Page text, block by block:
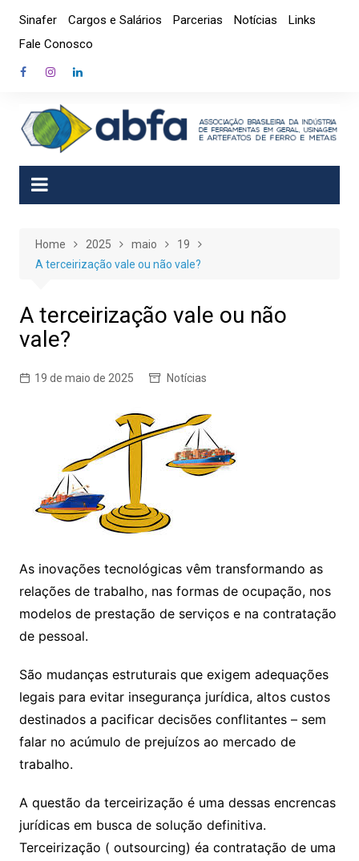
content
Sinafer Cargos e Salários Parcerias Notícias
Links
Fale Conosco
Home 2025 maio
19
A terceirização vale ou não vale?
A terceirização vale ou não
vale?
19 de maio de 2025 Notícias
As inovações tecnológicas vêm transformando as
relações de trabalho, nas formas de ocupação, nos
modelos de prestação de serviços e na contratação
de pessoal.
São mudanças estruturais que exigem adequações
legais para evitar insegurança jurídica, altos custos
destinados a pacificar decisões conflitantes – sem
falar no acúmulo de prejuízos ao mercado de
trabalho.
A questão da terceirização é uma dessas encrencas
jurídicas em busca de solução definitiva.
Terceirização ( outsourcing) éa contratação de uma